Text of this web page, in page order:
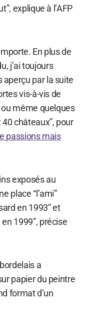
explique à l’AFP
En plus de
j’ai toujours
par la suite
vis-à-vis de
ou même quelques
40 châteaux”, pour
passions mais
exposés au
place “l’ami”
en 1993” et
1999”, précise
a
papier du peintre
format d’un